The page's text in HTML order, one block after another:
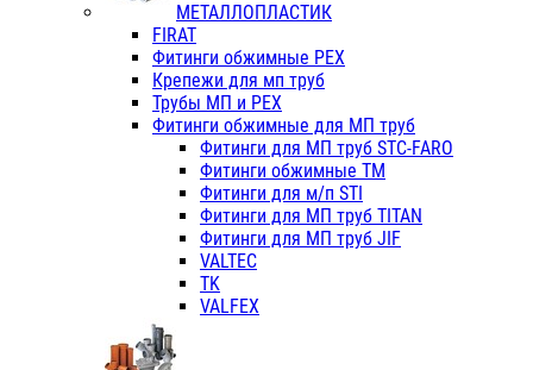
МЕТАЛЛОПЛАСТИК
FIRAT
Фитинги обжимные PEX
Крепежи для мп труб
Трубы МП и PEX
Фитинги обжимные для МП труб
Фитинги для МП труб STC-FARO
Фитинги обжимные ТМ
Фитинги для м/п STI
Фитинги для МП труб TITAN
Фитинги для МП труб JIF
VALTEC
TK
VALFEX